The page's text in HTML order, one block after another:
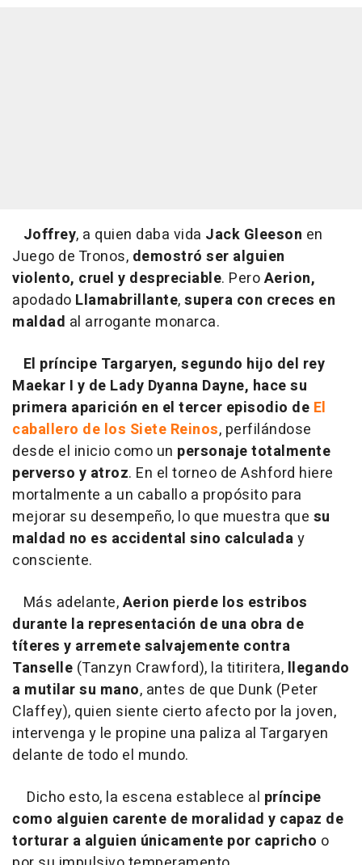
Joffrey, a quien daba vida Jack Gleeson en
Juego de Tronos, demostró ser alguien
violento, cruel y despreciable. PeroAerion,
apodado Llamabrillante,supera con creces en
maldad al arrogante monarca.
El príncipe Targaryen, segundo hijo del rey
Maekar I y de Lady Dyanna Dayne, hace su
primera aparición en el tercer episodio de El
caballero de los Siete Reinos, perfilándose
desde el inicio como un personaje totalmente
perverso y atroz. En el torneo de Ashford hiere
mortalmente a un caballo a propósito para
mejorar su desempeño, lo que muestra que su
maldad no es accidental sino calculaday
consciente.
Más adelante,Aerion pierde los estribos
durante la representación de una obra de
títeres y arremete salvajemente contra
Tanselle (Tanzyn Crawford), la titiritera, llegando
a mutilar su mano, antes de que Dunk (Peter
Claffey), quien siente cierto afecto por la joven,
intervenga y le propine una paliza al Targaryen
delante de todo el mundo.
Dicho esto, la escena establece al príncipe
como alguien carente de moralidad y capaz de
torturar a alguien únicamente por capricho o